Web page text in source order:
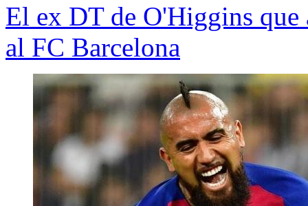
El ex DT de O'Higgins
al FC Barcelona